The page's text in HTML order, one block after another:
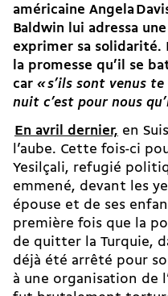
américaine Angela
Baldwin lui adressa
exprimer sa solidarité.
la promesse qu’il se
car «s’ils sont venus
nuit c’est pour nous
En avril dernier, en
l’aube. Cette fois-ci
Yesilçali, refugié
emmené, devant les
épouse et de ses
première fois que la
de quitter la Turquie,
déjà été arrêté pour
à une organisation de